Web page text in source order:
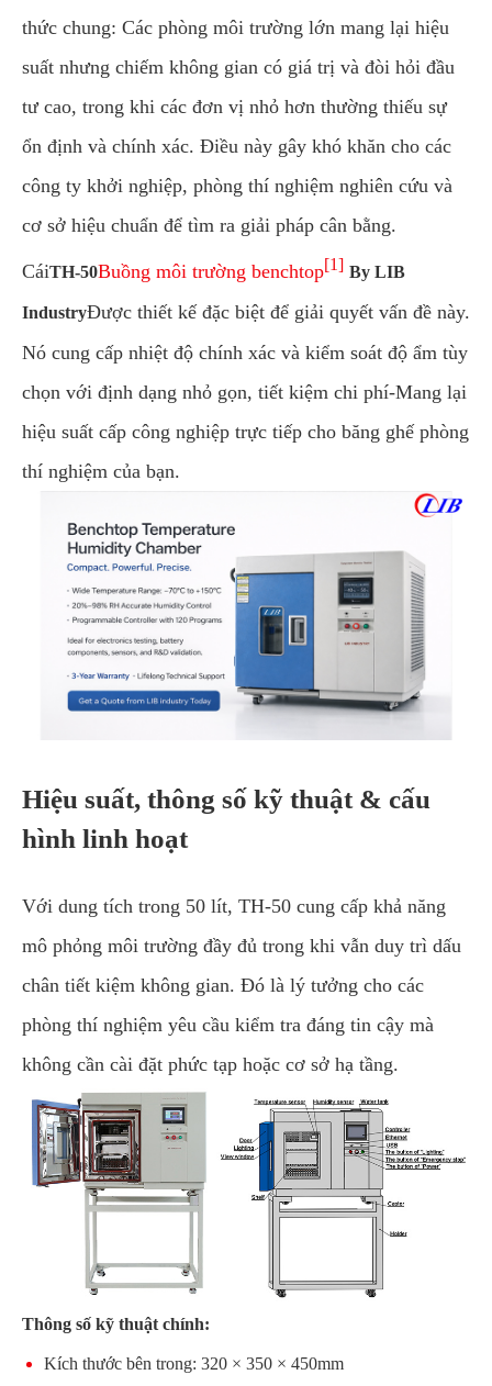
thức chung: Các phòng môi trường lớn mang lại hiệu
suất nhưng chiếm không gian có giá trị và đòi hỏi đầu
tư cao, trong khi các đơn vị nhỏ hơn thường thiếu sự
ổn định và chính xác. Điều này gây khó khăn cho các
công ty khởi nghiệp, phòng thí nghiệm nghiên cứu và
cơ sở hiệu chuẩn để tìm ra giải pháp cân bằng.
CáiTH-50Buồng môi trường benchtop[1] By LIB
IndustryĐược thiết kế đặc biệt để giải quyết vấn đề này.
Nó cung cấp nhiệt độ chính xác và kiểm soát độ ẩm tùy
chọn với định dạng nhỏ gọn, tiết kiệm chi phí-Mang lại
hiệu suất cấp công nghiệp trực tiếp cho băng ghế phòng
thí nghiệm của bạn.
Hiệu suất, thông số kỹ thuật & cấu
hình linh hoạt
Với dung tích trong 50 lít, TH-50 cung cấp khả năng
mô phỏng môi trường đầy đủ trong khi vẫn duy trì dấu
chân tiết kiệm không gian. Đó là lý tưởng cho các
phòng thí nghiệm yêu cầu kiểm tra đáng tin cậy mà
không cần cài đặt phức tạp hoặc cơ sở hạ tầng.
Thông số kỹ thuật chính:
Kích thước bên trong: 320 × 350 × 450mm